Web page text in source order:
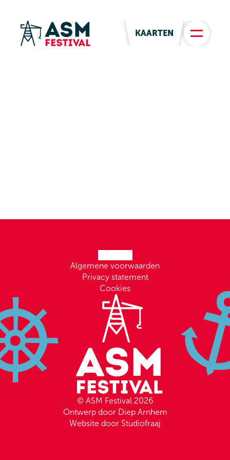
KAARTEN
© ASM Festival 2026
Ontwerp door Diep Arnhem
Website door Studiofraaj
Algemene voorwaarden
Privacy statement
Cookies